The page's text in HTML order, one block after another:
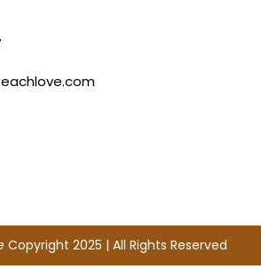
Copyright 2025 | All Rights Reserved